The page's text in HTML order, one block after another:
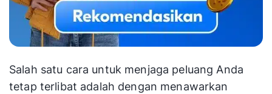
Salah satu cara untuk menjaga peluang Anda
tetap terlibat adalah dengan menawarkan